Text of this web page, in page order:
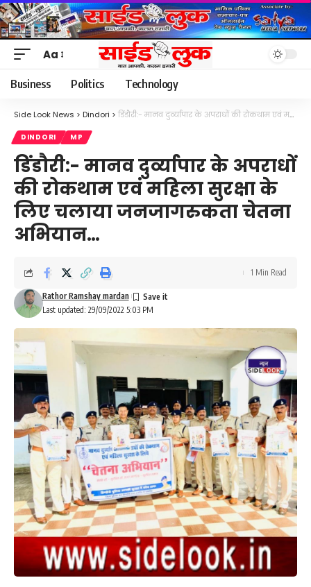
Font
Resizer
Aa
Business Politics Technology
Side Look News > Dindori > डिंडौरी:- मानव दुर्व्यापार के अपराधों की रोकथाम एवं महिला सुरक्षा के लिए चलाया जनजागरुकता चेतना अभियान…
DINDORI MP
डिंडौरी:- मानव दुर्व्यापार के अपराधों
की रोकथाम एवं महिला सुरक्षा के
लिए चलाया जनजागरुकता चेतना
अभियान…
Last updated: 29/09/2022 5:03 PM
Rathor Ramshay mardan
1 Min Read